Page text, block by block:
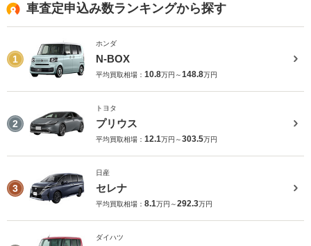
車査定申込み数ランキングから探す
1
ホンダ
N-BOX
平均買取相場： 10.8万円～148.8万円
2
トヨタ
プリウス
平均買取相場： 12.1万円～303.5万円
3
日産
セレナ
平均買取相場： 8.1万円～292.3万円
ダイハツ